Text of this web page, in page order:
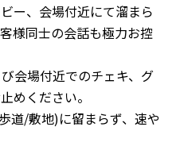
ー、会場付近にて溜まら
様同士の会話も極力お控
会場付近でのチェキ、グ
めください。
道/敷地)に留まらず、速や